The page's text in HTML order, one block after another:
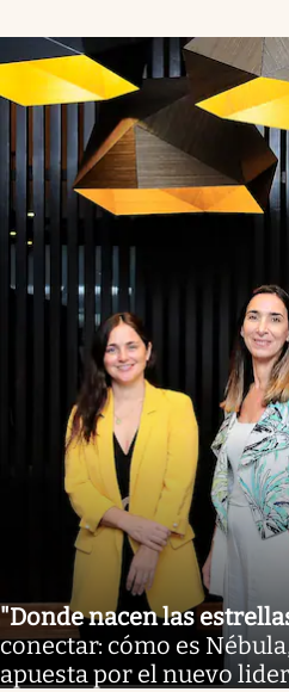
"Donde nacen las
conectar: cómo es
apuesta por el nuevo